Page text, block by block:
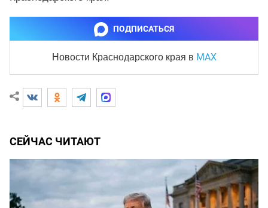
ПОДПИСАТЬСЯ
Новости Краснодарского края в MAX
СЕЙЧАС ЧИТАЮТ